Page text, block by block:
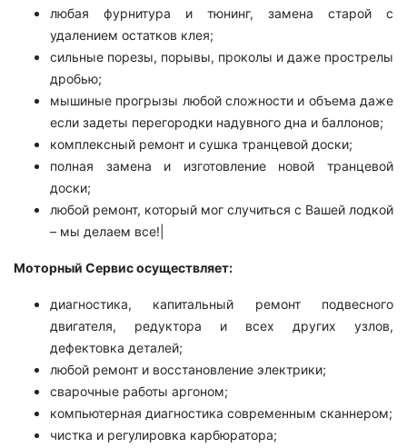
любая фурнитура и тюнинг, замена старой с
удалением остатков клея;
сильные порезы, порывы, проколы и даже прострелы
дробью;
мышиные прогрызы любой сложности и объема даже
если задеты перегородки надувного дна и баллонов;
комплексный ремонт и сушка транцевой доски;
полная замена и изготовление новой транцевой
доски;
любой ремонт, который мог случиться с Вашей лодкой
– мы делаем все!|
Моторный Сервис осуществляет:
диагностика, капитальный ремонт подвесного
двигателя, редуктора и всех других узлов,
дефектовка деталей;
любой ремонт и восстановление электрики;
сварочные работы аргоном;
компьютерная диагностика современным сканнером;
чистка и регулировка карбюратора;